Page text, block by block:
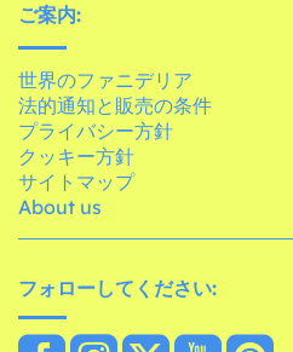
ご案内:
世界のファニデリア
法的通知と販売の条件
プライバシー方針
クッキー方針
サイトマップ
About us
フォローしてください: